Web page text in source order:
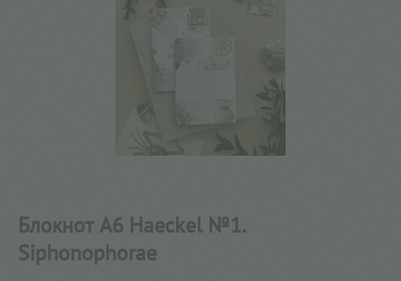
Блокнот А6 Haeckel №1.
Siphonophorae